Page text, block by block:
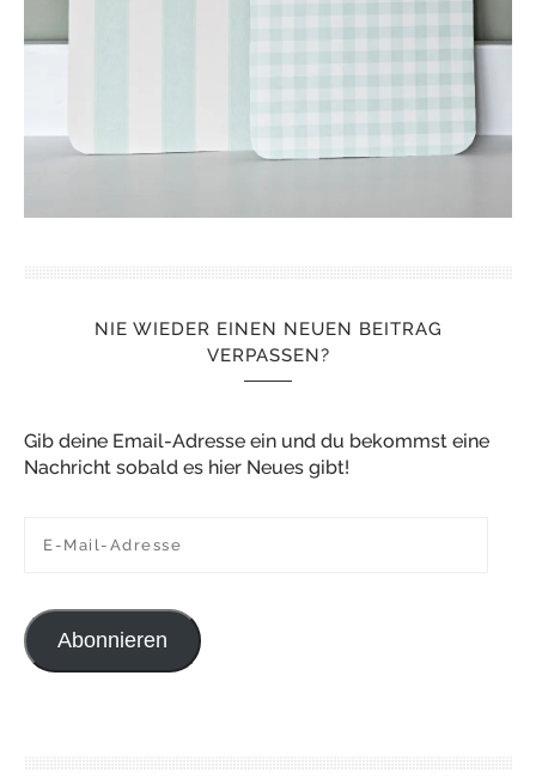
NIE WIEDER EINEN NEUEN BEITRAG
VERPASSEN?
Gib deine Email-Adresse ein und du bekommst eine
Nachricht sobald es hier Neues gibt!
Abonnieren